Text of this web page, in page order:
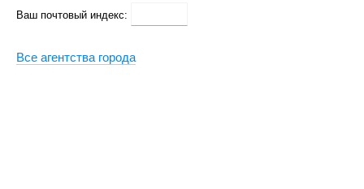
Ваш почтовый индекс:
Все агентства города